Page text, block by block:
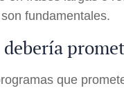
fundamentales.
que